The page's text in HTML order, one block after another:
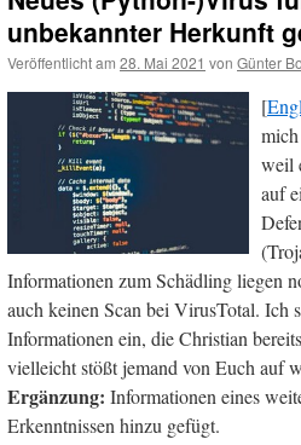
unbekannter Herkunft
Veröffentlicht am 28. Mai 2021 von Günter
[
weil
auf
Informationen zum Schädling liegen
auch keinen Scan bei VirusTotal. Ich
Informationen ein, die Christian
vielleicht stößt jemand von Euch auf
Ergänzung: Informationen eines
Erkenntnissen hinzu gefügt.